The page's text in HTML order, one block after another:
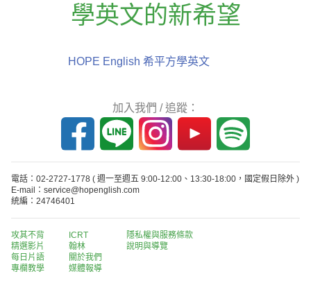
學英文的新希望
HOPE English 希平方學英文
加入我們 / 追蹤：
電話：02-2727-1778 ( 週一至週五 9:00-12:00、13:30-18:00，國定假日除外 )
E-mail：service@hopenglish.com
統編：24746401
攻其不背
精選影片
每日片語
專欄教學
ICRT
翰林
關於我們
媒體報導
隱私權與服務條款
說明與導覽